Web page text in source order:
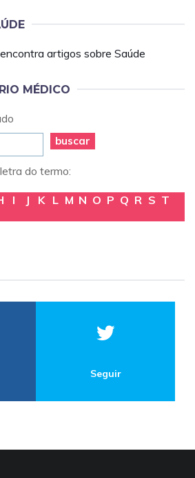
artigos sobre Saúde
MÉDICO
buscar
do termo:
I J K L M N O P Q R S T
Seguir